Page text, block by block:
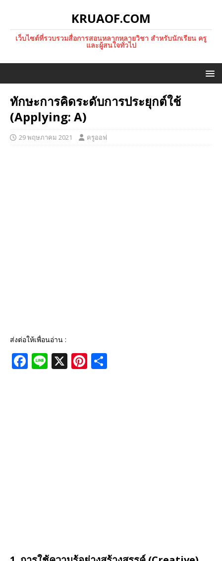
KRUAOF.COM
เว็บไซต์ที่รวบรวมสื่อการสอนหลากหลายวิชา สำหรับนักเรียน ครู
และผู้สนใจทั่วไป
ทักษะการคิดระดับการประยุกต์ใช้
(Applying: A)
29 พฤษภาคม 2021 ครูออฟ
ส่งต่อให้เพื่อนอ่าน :
F Li X Pi